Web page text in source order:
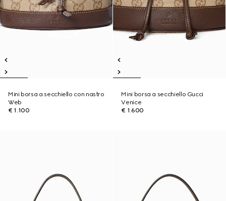
Mini borsa a secchiello con nastro
Web
€ 1.100
Mini borsa a secchiello Gucci
Venice
€ 1.600